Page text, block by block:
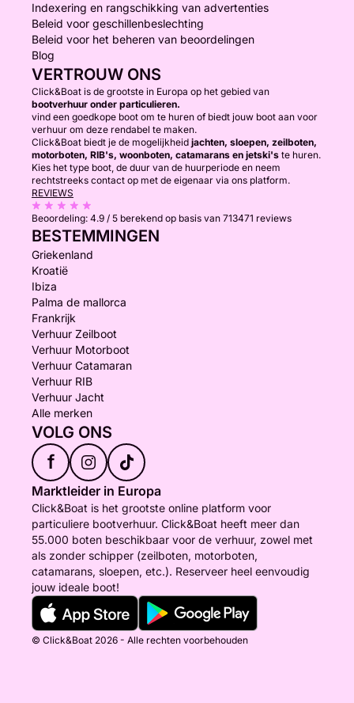
Indexering en rangschikking van advertenties
Beleid voor geschillenbeslechting
Beleid voor het beheren van beoordelingen
Blog
VERTROUW ONS
Click&Boat is de grootste in Europa op het gebied van
bootverhuur onder particulieren.
vind een goedkope boot om te huren of biedt jouw boot aan voor
verhuur om deze rendabel te maken.
Click&Boat biedt je de mogelijkheid jachten, sloepen, zeilboten,
motorboten, RIB's, woonboten, catamarans en jetski's te huren.
Kies het type boot, de duur van de huurperiode en neem
rechtstreeks contact op met de eigenaar via ons platform.
REVIEWS
Beoordeling: 4.9 / 5 berekend op basis van 713471 reviews
BESTEMMINGEN
Griekenland
Kroatië
Ibiza
Palma de mallorca
Frankrijk
Verhuur Zeilboot
Verhuur Motorboot
Verhuur Catamaran
Verhuur RIB
Verhuur Jacht
Alle merken
VOLG ONS
f
Marktleider in Europa
Click&Boat is het grootste online platform voor
particuliere bootverhuur. Click&Boat heeft meer dan
55.000 boten beschikbaar voor de verhuur, zowel met
als zonder schipper (zeilboten, motorboten,
catamarans, sloepen, etc.). Reserveer heel eenvoudig
jouw ideale boot!
© Click&Boat 2026 - Alle rechten voorbehouden